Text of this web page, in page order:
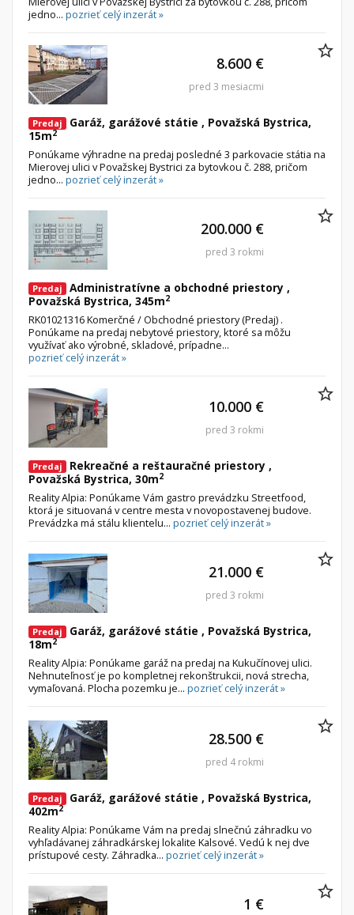
3-izbové
Pozemok
Stavebné pozemky
Bývanie a rekreácia
Priemyselný pozemok
Poľnohospodárske pozemky
Záhrada
Nebytové priestory
Skladové, výrobné
Rekreačné, reštauračné
Garáž, garážové státie
Filtre
Len s fotkou
Novostavba
Uložiť vyhľadávanie alternate_emailZasielať na email
jedno... pozrieť celý inzerát »
Predaj
Garáž, garážové státie , Považská Bystrica,
15m2
Ponúkame výhradne na predaj posledné 3 parkovacie státia na
Mierovej ulici v Považskej Bystrici za bytovkou č. 288, pričom
jedno... pozrieť celý inzerát »
8.600 €
pred 3 mesiacmi
Predaj
Administratívne a obchodné priestory ,
Považská Bystrica, 345m2
RK01021316 Komerčné / Obchodné priestory (Predaj) .
Ponúkame na predaj nebytové priestory, ktoré sa môžu
využívať ako výrobné, skladové, prípadne...
pozrieť celý inzerát »
200.000 €
pred 3 rokmi
Predaj
Rekreačné a reštauračné priestory ,
Považská Bystrica, 30m2
Reality Alpia: Ponúkame Vám gastro prevádzku Streetfood,
ktorá je situovaná v centre mesta v novopostavenej budove.
Prevádzka má stálu klientelu... pozrieť celý inzerát »
10.000 €
pred 3 rokmi
Predaj
Garáž, garážové státie , Považská Bystrica,
18m2
Reality Alpia: Ponúkame garáž na predaj na Kukučínovej ulici.
Nehnuteľnosť je po kompletnej rekonštrukcii, nová strecha,
vymaľovaná. Plocha pozemku je... pozrieť celý inzerát »
21.000 €
pred 3 rokmi
Predaj
Garáž, garážové státie , Považská Bystrica,
402m2
Reality Alpia: Ponúkame Vám na predaj slnečnú záhradku vo
vyhľadávanej záhradkárskej lokalite Kalsové. Vedú k nej dve
prístupové cesty. Záhradka... pozrieť celý inzerát »
28.500 €
pred 4 rokmi
1 €